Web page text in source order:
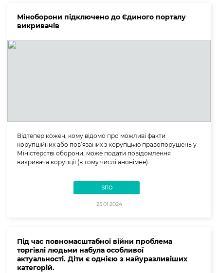
Міноборони підключено до Єдиного порталу
викривачів
Відтепер кожен, кому відомо про можливі факти
корупційних або пов’язаних з корупцією правопорушень у
Міністерстві оборони, може подати повідомлення
викривача корупції (в тому числі анонімне).
ВПО
25.01.2024
Під час повномасштабної війни проблема
торгівлі людьми набула особливої
актуальності. Діти є однією з найуразливіших
категорій.